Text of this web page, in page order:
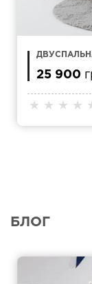
★ ★ ★ ★
25 900
БЛОГ